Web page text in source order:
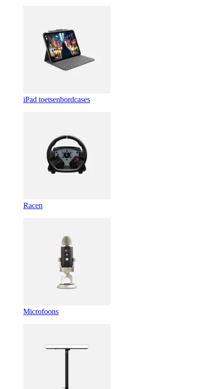
iPad toetsenbordcases
Racen
Microfoons